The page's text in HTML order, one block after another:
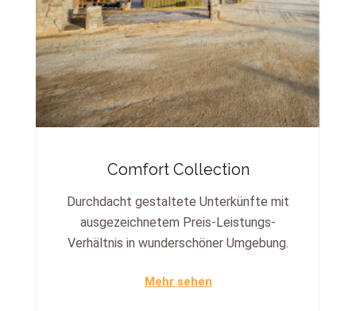
Comfort Collection
Durchdacht gestaltete Unterkünfte mit
ausgezeichnetem Preis-Leistungs-
Verhältnis in wunderschöner Umgebung.
Mehr sehen